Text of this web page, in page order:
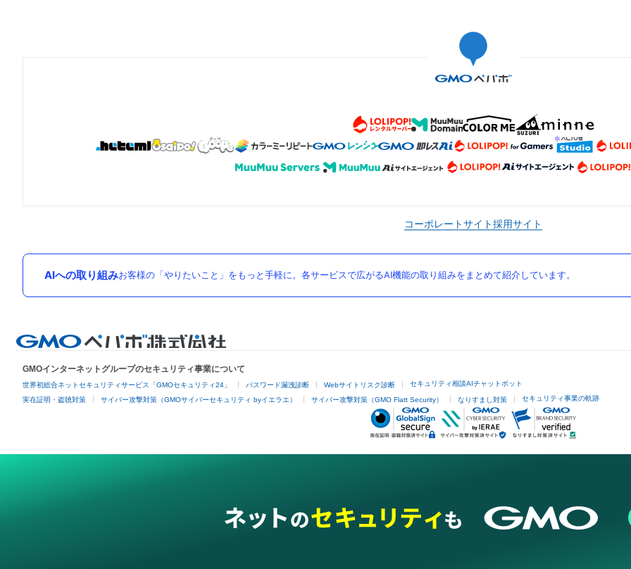
コーポレートサイト採用サイト
AIへの取り組みお客様の「やりたいこと」をもっと手軽に。各サービスで広がるAI機能の取り組みをまとめて紹介しています。
GMOインターネットグループのセキュリティ事業について
世界初総合ネットセキュリティサービス「GMOセキュリティ24」 パスワード漏洩診断 Webサイトリスク診断 セキュリティ相談AIチャットボット
実在証明・盗聴対策 サイバー攻撃対策（GMOサイバーセキュリティ byイエラエ） サイバー攻撃対策（GMO Flatt Security） なりすまし対策 セキュリティ事業の軌跡